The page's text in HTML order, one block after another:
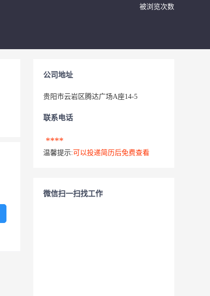
被浏览次数
公司地址
贵阳市云岩区腾达广场A座14-5
联系电话
****
温馨提示: 可以投递简历后免费查看
微信扫一扫找工作